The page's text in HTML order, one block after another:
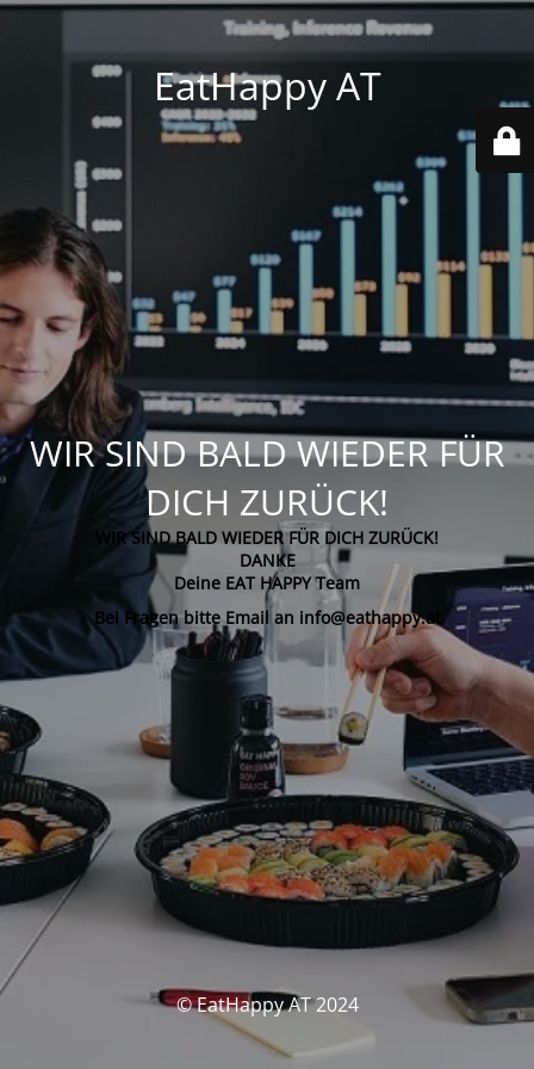
EatHappy AT
WIR SIND BALD WIEDER FÜR
DICH ZURÜCK!
WIR SIND BALD WIEDER FÜR DICH ZURÜCK!
DANKE
Deine EAT HAPPY Team
Bei Fragen bitte Email an info@eathappy.at
© EatHappy AT 2024